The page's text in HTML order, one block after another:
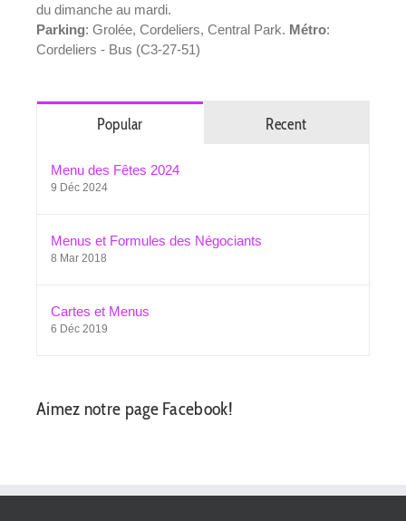
du dimanche au mardi.
Parking: Grolée, Cordeliers, Central Park. Métro:
Cordeliers - Bus (C3-27-51)
Popular Recent
Menu des Fêtes 2024
9 Déc 2024
Menus et Formules des Négociants
8 Mar 2018
Cartes et Menus
6 Déc 2019
Aimez notre page Facebook!